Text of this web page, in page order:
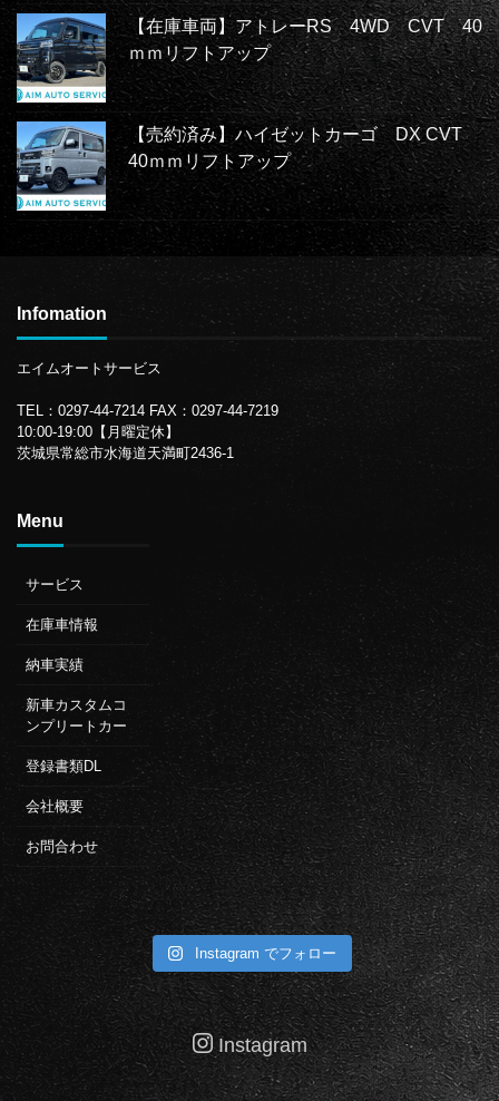
【在庫車両】アトレーRS 4WD CVT 40
ｍｍリフトアップ
【売約済み】ハイゼットカーゴ DX CVT
40ｍｍリフトアップ
Infomation
エイムオートサービス
TEL：0297-44-7214 FAX：0297-44-7219
10:00-19:00【月曜定休】
茨城県常総市水海道天満町2436-1
Menu
サービス
在庫車情報
納車実績
新車カスタムコ
ンプリートカー
登録書類DL
会社概要
お問合わせ
Instagram でフォロー
Instagram